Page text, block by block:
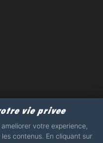
vie privee
votre experience,
contenus. En cliquant sur